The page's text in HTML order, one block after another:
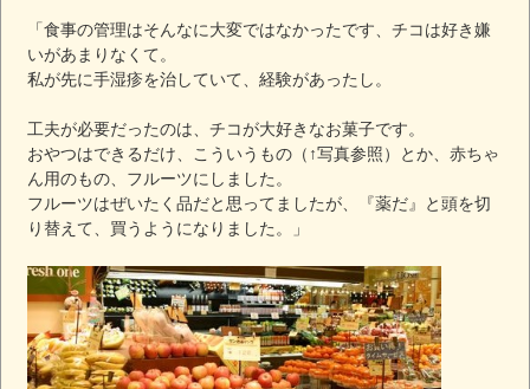
「食事の管理はそんなに大変ではなかったです、チコは好き嫌
いがあまりなくて。
私が先に手湿疹を治していて、経験があったし。
工夫が必要だったのは、チコが大好きなお菓子です。
おやつはできるだけ、こういうもの（↑写真参照）とか、赤ちゃ
ん用のもの、フルーツにしました。
フルーツはぜいたく品だと思ってましたが、『薬だ』と頭を切
り替えて、買うようになりました。」